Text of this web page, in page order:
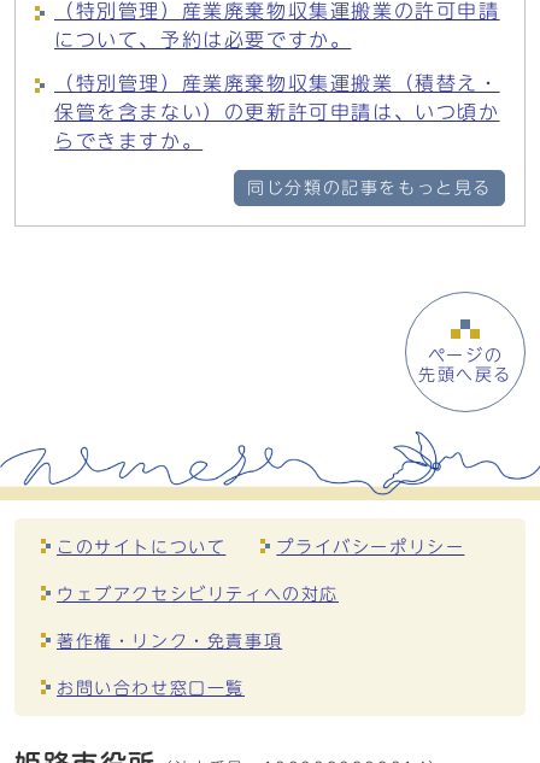
（特別管理）産業廃棄物収集運搬業の許可申請
について、予約は必要ですか。
（特別管理）産業廃棄物収集運搬業（積替え・
保管を含まない）の更新許可申請は、いつ頃か
らできますか。
同じ分類の記事をもっと見る
ページの
先頭へ戻る
このサイトについて プライバシーポリシー
ウェブアクセシビリティへの対応
著作権・リンク・免責事項
お問い合わせ窓口一覧